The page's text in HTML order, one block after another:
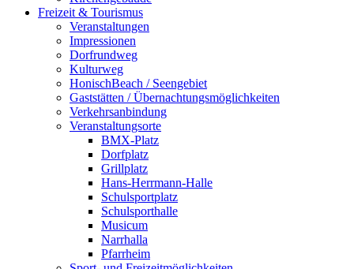
Freizeit & Tourismus
Veranstaltungen
Impressionen
Dorfrundweg
Kulturweg
HonischBeach / Seengebiet
Gaststätten / Übernachtungsmöglichkeiten
Verkehrsanbindung
Veranstaltungsorte
BMX-Platz
Dorfplatz
Grillplatz
Hans-Herrmann-Halle
Schulsportplatz
Schulsporthalle
Musicum
Narrhalla
Pfarrheim